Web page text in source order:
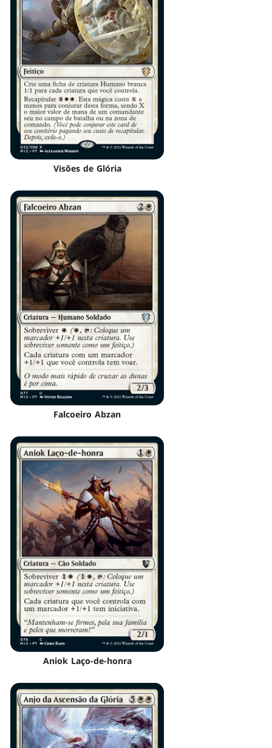
Visões de Glória
Falcoeiro Abzan
Aniok Laço-de-honra